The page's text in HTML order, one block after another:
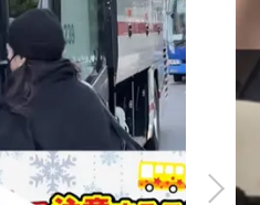
なチケットがセットになっ
オリオンツアー独自仕入れ
なチケットがセットになっ